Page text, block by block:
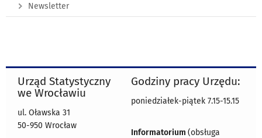
Newsletter
Urząd Statystyczny
we Wrocławiu
ul. Oławska 31
50-950 Wrocław
Godziny pracy Urzędu:
poniedziałek-piątek 7.15-15.15
Informatorium (obsługa